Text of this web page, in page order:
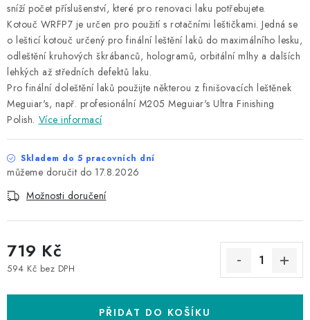
sníží počet příslušenství, které pro renovaci laku potřebujete.
Kotouč WRFP7 je určen pro použití s rotačními leštičkami. Jedná se
o lešticí kotouč určený pro finální leštění laků do maximálního lesku,
odleštění kruhových škrábanců, hologramů, orbitální mlhy a dalších
lehkých až středních defektů laku.
Pro finální doleštění laků použijte některou z finišovacích leštěnek
Meguiar's, např. profesionální M205 Meguiar's Ultra Finishing
Polish. Více informací
Skladem do 5 pracovních dní
17.8.2026
Možnosti doručení
719 Kč
594 Kč bez DPH
PŘIDAT DO KOŠÍKU